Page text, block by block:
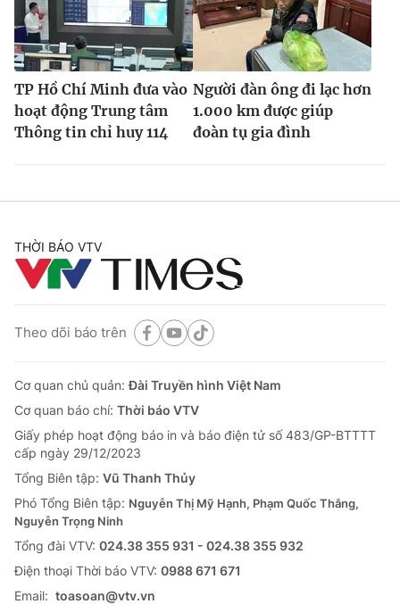
TP Hồ Chí Minh đưa vào
hoạt động Trung tâm
Thông tin chỉ huy 114
Người đàn ông đi lạc hơn
1.000 km được giúp
đoàn tụ gia đình
THỜI BÁO VTV
Theo dõi báo trên
Cơ quan chủ quản:Đài Truyền hình Việt Nam
Cơ quan báo chí: Thời báo VTV
Giấy phép hoạt động báo in và báo điện tử số 483/GP-BTTTT
cấp ngày 29/12/2023
Tổng Biên tập: Vũ Thanh Thủy
Phó Tổng Biên tập: Nguyễn Thị Mỹ Hạnh, Phạm Quốc Thắng,
Nguyễn Trọng Ninh
Tổng đài VTV: 024.38 355 931 - 024.38 355 932
Ðiện thoại Thời báo VTV: 0988 671 671
Email: toasoan@vtv.vn